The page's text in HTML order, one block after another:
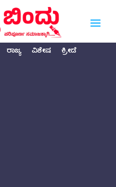
ರಾಜ್ಯ ವಿಶೇಷ ಕ್ರೀಡೆ